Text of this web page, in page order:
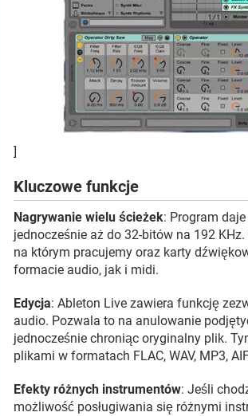
]
Kluczowe funkcje
Nagrywanie wielu ścieżek: Program
jednocześnie aż do 32-bitów na 192
na którym pracujemy oraz karty
formacie audio, jak i midi.
Edycja: Ableton Live zawiera funkcję
audio. Pozwala to na anulowanie
jednocześnie chroniąc oryginalny plik.
plikami w formatach FLAC, WAV, MP3,
Efekty różnych instrumentów: Jeśli
możliwość posługiwania się różnymi